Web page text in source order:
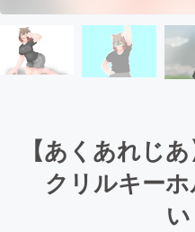
【あくあれじ
クリルキー
い